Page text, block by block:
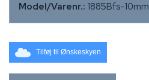
Model/Varenr.: 1885Bfs-10mm
Tilføj til Ønskeskyen